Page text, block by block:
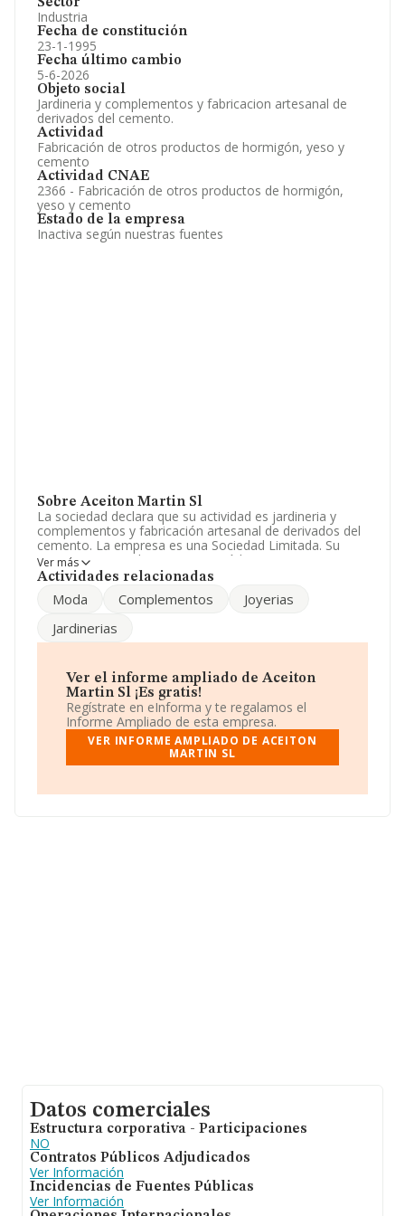
Industria
Fecha de constitución
23-1-1995
Fecha último cambio
5-6-2026
Objeto social
Jardineria y complementos y fabricacion artesanal de
derivados del cemento.
Actividad
Fabricación de otros productos de hormigón, yeso y
cemento
Actividad CNAE
2366 - Fabricación de otros productos de hormigón,
yeso y cemento
Estado de la empresa
Inactiva según nuestras fuentes
Sobre Aceiton Martin Sl
La sociedad declara que su actividad es jardineria y
complementos y fabricación artesanal de derivados del
cemento. La empresa es una Sociedad Limitada. Su
CNAE corresponde a 2366 con código '%cnae%'. No
realiza actividad de importación y/o exportación.
Para ponerse en contacto con sus oficinas, la empresa
aceiton@amgroup.com
está situada en Calle La Pedrosa Pol Ind. Pedrosa núm.
37, (08783), en el municipio de Masquefa, provincia de
Barcelona, Cataluña.
En base a la información de la que dispone INFORMA
sobre 772 compañías, en el ámbito nacional la
facturación alcanza la cifra de 803 millones de euros y
las compañías alcanza los 1 millón de euros. Para
Ver más
Actividades relacionadas
Moda Complementos
Joyerias
Jardinerias
Ver el informe ampliado de Aceiton
Martin Sl ¡Es gratis!
Regístrate en eInforma y te regalamos el
Informe Ampliado de esta empresa.
VER INFORME AMPLIADO DE ACEITON
MARTIN SL
Datos comerciales
Estructura corporativa - Participaciones
NO
Contratos Públicos Adjudicados
Ver Información
Incidencias de Fuentes Públicas
Ver Información